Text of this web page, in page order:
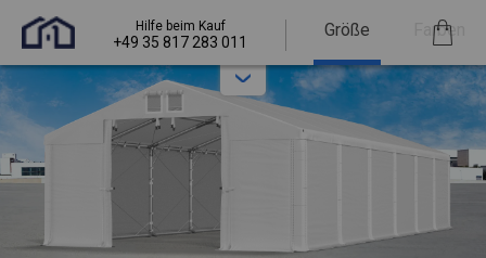
Hilfe beim Kauf
+49 35 817 283 011
Größe Farben